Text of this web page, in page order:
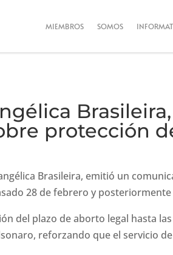
MIEMBROS SOMOS
protección
Brasileira, emitió un
28 de febrero y
del plazo de aborto legal hasta
reforzando que el servicio